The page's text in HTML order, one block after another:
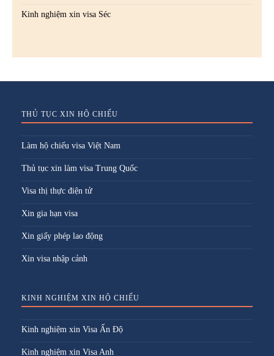
Kinh nghiệm xin visa Séc
THỦ TỤC XIN HỘ CHIẾU
Làm hộ chiếu visa Việt Nam
Thủ tục xin làm visa Trung Quốc
Visa thị thực điện tử
Xin gia hạn visa
Xin giấy phép lao động
Xin visa nhập cảnh
KINH NGHIỆM XIN HỘ CHIẾU
Kinh nghiệm xin Visa Ấn Độ
Kinh nghiệm xin Visa Anh